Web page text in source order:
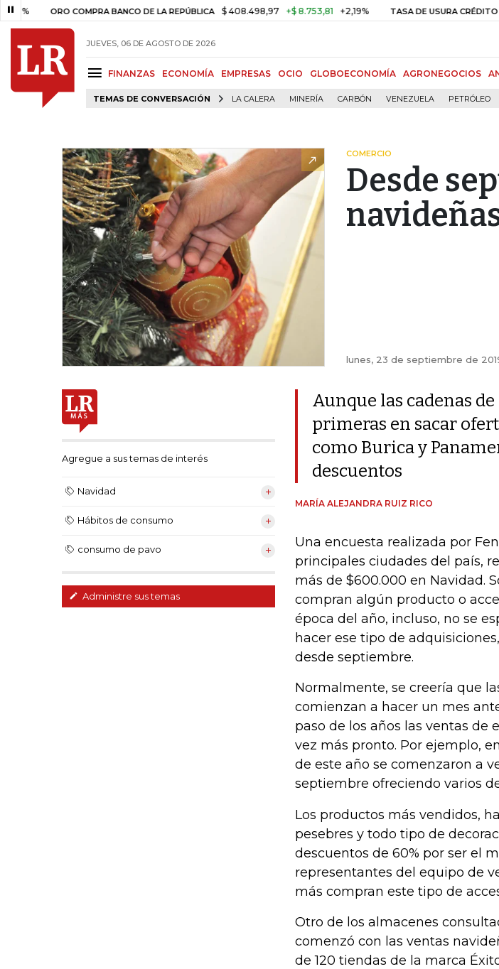
ORO COMPRA BANCO DE LA REPÚBLICA $ 408.498,97 +$ 8.753,81 +2,19% TASA DE USURA CRÉDITO
JUEVES, 06 DE AGOSTO DE 2026
FINANZAS ECONOMÍA EMPRESAS OCIO GLOBOECONOMÍA AGRONEGOCIOS
TEMAS DE CONVERSACIÓN LA CALERA MINERÍA CARBÓN VENEZUELA PETRÓLEO
COMERCIO
Desde
lunes, 23 de septiembre de
Agregue a sus temas de interés
Navidad
Hábitos de consumo
consumo de pavo
Administre sus temas
Aunque las cadenas
primeras en sacar
como Burica y
descuentos
MARÍA ALEJANDRA RUIZ RICO
Una encuesta realizada por
principales ciudades del país,
más de $600.000 en Navidad.
compran algún producto o
época del año, incluso, no se
hacer ese tipo de
desde septiembre.
Normalmente, se creería que
comienzan a hacer un mes
paso de los años las ventas
vez más pronto. Por ejemplo,
de este año se comenzaron a
septiembre ofreciendo varios
Los productos más vendidos,
pesebres y todo tipo de
descuentos de 60% por ser el
representantes del equipo de
más compran este tipo de
Otro de los almacenes
comenzó con las ventas
de 120 tiendas de la marca